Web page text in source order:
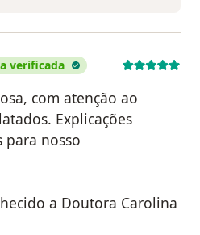
verificada
com atenção ao
Explicações
para nosso
a Doutora Carolina